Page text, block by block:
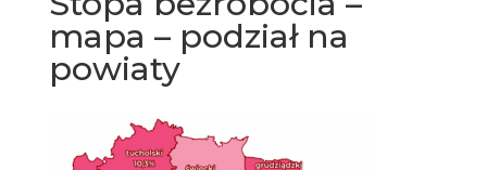
mapa – podział na
powiaty